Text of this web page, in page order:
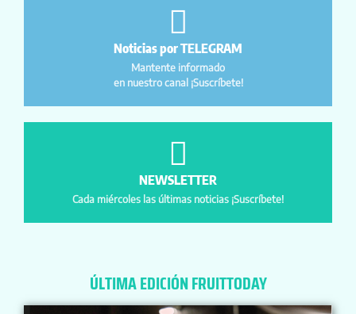
Noticias por TELEGRAM
Mantente informado
en nuestro canal ¡Suscríbete!
NEWSLETTER
Cada miércoles las últimas noticias ¡Suscríbete!
ÚLTIMA EDICIÓN FRUITTODAY